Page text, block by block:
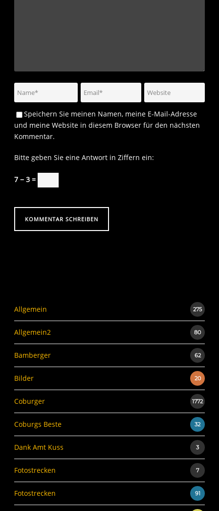
Speichern Sie meinen Namen, meine E-Mail-Adresse
und meine Website in diesem Browser für den nächsten
Kommentar.
Bitte geben Sie eine Antwort in Ziffern ein:
7 − 3 =
Allgemein 275
Allgemein2 80
Bamberger 62
Bilder 20
Coburger 1772
Coburgs Beste 32
Dank Amt Kuss 3
Fotostrecken 7
Fotostrecken 91